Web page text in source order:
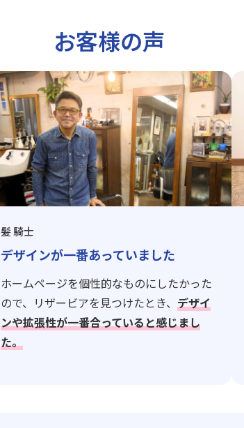
お客様の声
髪 騎士
デザインが一番あっていました
ホームページを個性的なものにしたかった
ので、リザービアを見つけたとき、 デザイ
ンや拡張性が一番合っていると感じまし
た。